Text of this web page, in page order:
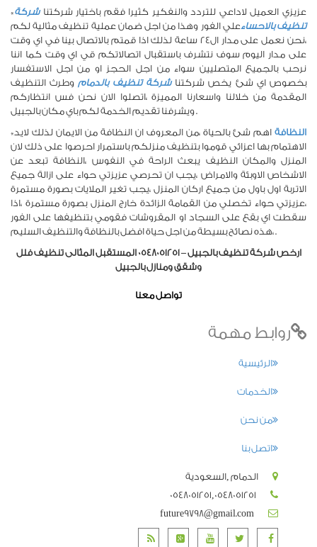
*عزيزي العميل لاداعي للتردد والنفكير كثيرا فقم باختيار شركتناشركة
تنظيف بالاحساءعلي الفور وهذا من اجل ضمان عملية تنظيف مثالية لكم
،نحن نعمل على مدار ال٢٤ ساعة لذلك اذا قمتم بالاتصال بينا في اي وقت
على مدار اليوم سوف نتشرف باستقبال اتصالاتكم قي اي وقت كما اننا
نرحب بالجميع المتصليين سواء من اجل الحجز او من اجل الاستفسار
بخصوص اي شئ يخص شركتناشركة تنظيف بالدماموطرث التنظيف
المقدمة من خلالنا واسعارنا المميزة ،اتصلوا الان نحن فس انتظاركم
ويشرفنا تقديم الخدمة لكم باي مكان بالجبيل .
*
النظافة اهم شئ بالحياة ،من المعروف ان النظافة من الايمان لذلك لايد
الاهتمام بها اعزائي قوموا بتنظيف منزلكم باستمرار احرصوا على ذلك لان
المنزل والمكان النظيف يبعث الراحة في النفوس ،النظافة تبعد عن
الاشخاص الاوبئة والامراض ،يجب ان تحرصي عزيزتي حواء على ازالة جميع
الاتربة اول باول من جميع اركان المنزل ،يجب تغير الملايات بصورة مستمرة
،عزيزتي حواء تخصلي من القمامة الزائدة خارج المنزل بصورة مستمرة ،اذا
سقطت اي بقع على السجاد او المقروشات فقومي بتنظيفها على الفور
،هذه نصائح بسيطة من اجل حياة افضل بالنظافة والتنظيف السليم .
ارخص شركة تنظيف بالجبيل – 0548051251 المستقبل المثالى تنظيف فلل
وشقق ومنازل بالجبيل
تواصل معنا
روابط مهمة
الرئيسية
الخدمات
من نحن
اتصل بنا
الدمام ,السعودية
0548051251,0548051251
future9798@gmail.com